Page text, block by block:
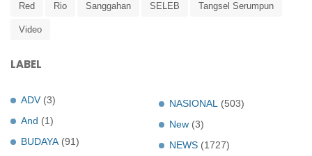
Red Rio Sanggahan SELEB Tangsel Serumpun
Video
LABEL
ADV (3)
And (1)
BUDAYA (91)
NASIONAL
(503)
New (3)
NEWS (1727)